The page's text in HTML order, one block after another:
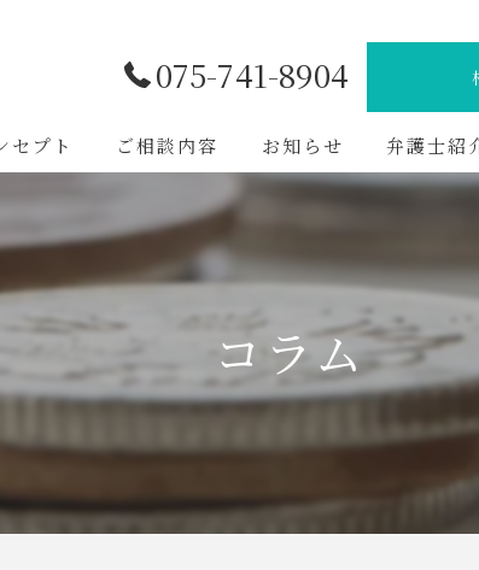
075-741-8904
セプト ご相談内容 お知らせ 弁護士紹
コラム